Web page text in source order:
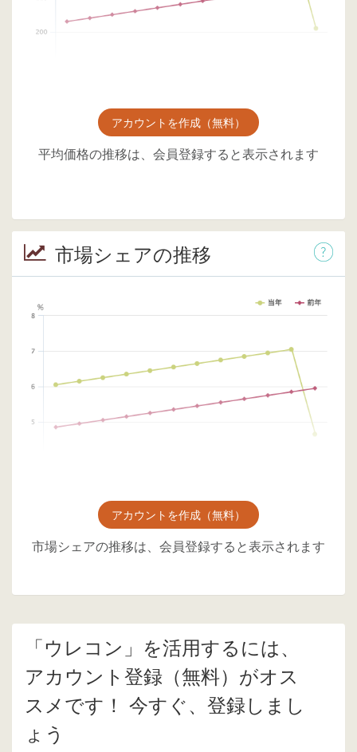
アカウントを作成（無料）
平均価格の推移は、会員登録すると表示されます
市場シェアの推移
アカウントを作成（無料）
市場シェアの推移は、会員登録すると表示されます
「ウレコン」を活用するには、
アカウント登録（無料）がオス
スメです！ 今すぐ、登録しまし
ょう